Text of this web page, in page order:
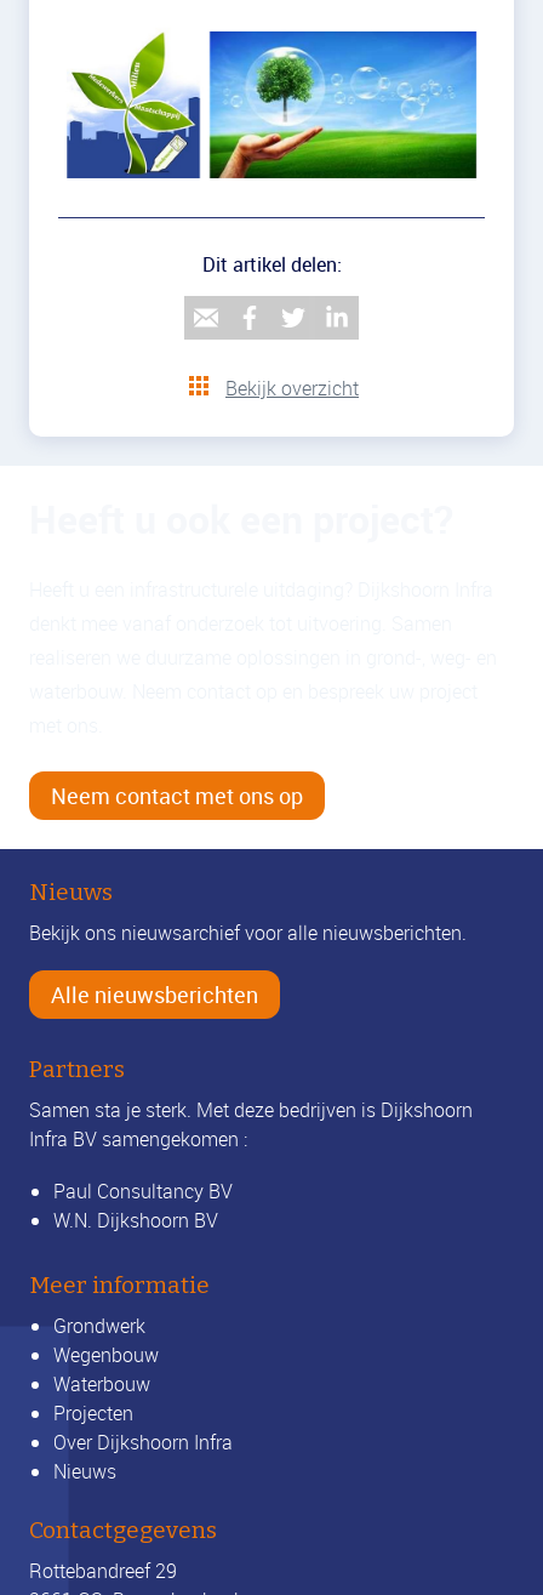
Dit artikel delen:
Bekijk overzicht
Neem contact met ons op
Nieuws
Bekijk ons nieuwsarchief voor alle nieuwsberichten.
Alle nieuwsberichten
Partners
Samen sta je sterk. Met deze bedrijven is Dijkshoorn
Infra BV samengekomen :
Paul Consultancy BV
W.N. Dijkshoorn BV
Meer informatie
Grondwerk
Wegenbouw
Waterbouw
Projecten
Over Dijkshoorn Infra
Nieuws
Contactgegevens
Rottebandreef 29